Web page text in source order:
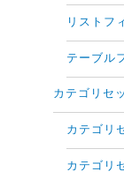
リストフ
テーブル
カテゴリセ
カテゴリ
カテゴリ